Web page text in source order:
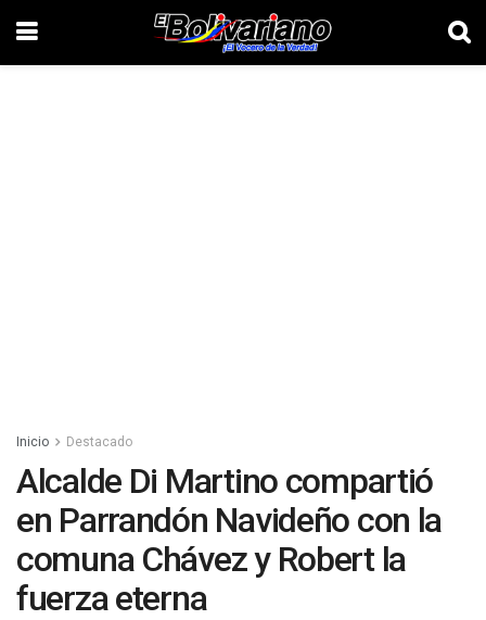
Inicio Destacado
Alcalde Di Martino compartió
en Parrandón Navideño con la
comuna Chávez y Robert la
fuerza eterna